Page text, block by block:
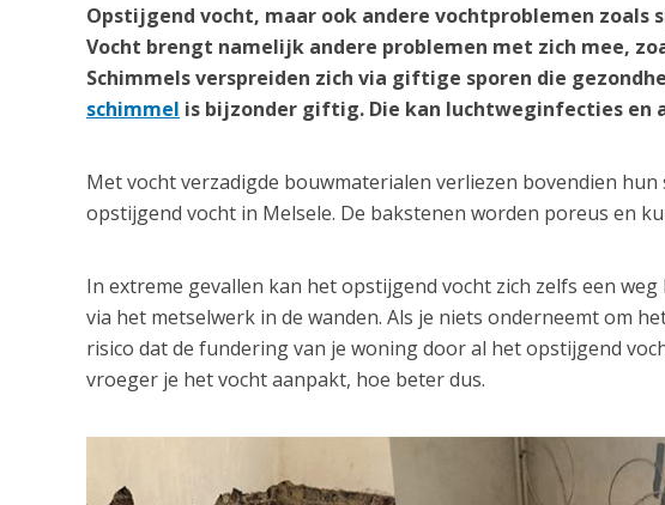
Opstijgend vocht, maar ook andere vochtproblemen
Vocht brengt namelijk andere problemen met zich mee,
Schimmels verspreiden zich via giftige sporen die
schimmel is bijzonder giftig. Die kan luchtweginfecties en
Met vocht verzadigde bouwmaterialen verliezen bovendien
opstijgend vocht in Melsele. De bakstenen worden poreus en
In extreme gevallen kan het opstijgend vocht zich zelfs een
via het metselwerk in de wanden. Als je niets onderneemt om
risico dat de fundering van je woning door al het opstijgend
vroeger je het vocht aanpakt, hoe beter dus.